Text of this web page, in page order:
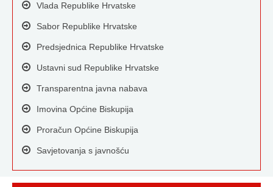
Vlada Republike Hrvatske
Sabor Republike Hrvatske
Predsjednica Republike Hrvatske
Ustavni sud Republike Hrvatske
Transparentna javna nabava
Imovina Općine Biskupija
Proračun Općine Biskupija
Savjetovanja s javnošću